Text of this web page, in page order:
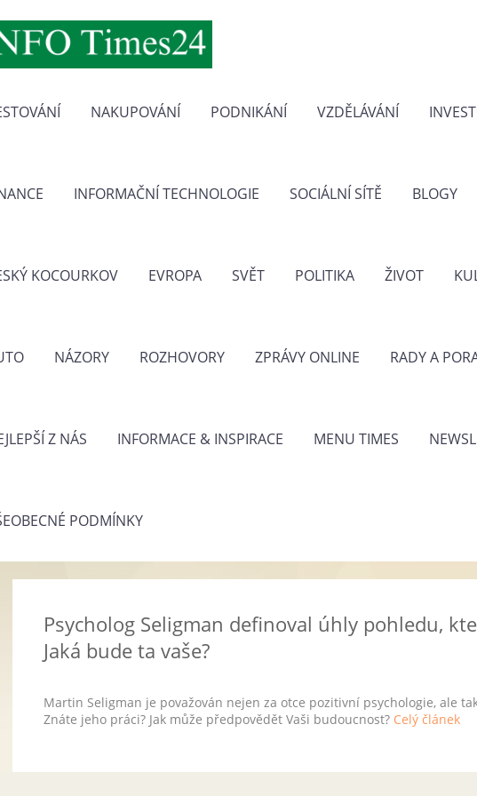
NAKUPOVÁNÍ PODNIKÁNÍ VZDĚLÁVÁNÍ
INFORMAČNÍ TECHNOLOGIE SOCIÁLNÍ SÍTĚ BLOGY
KOCOURKOV EVROPA SVĚT POLITIKA ŽIVOT
NÁZORY ROZHOVORY ZPRÁVY ONLINE RADY A
Z NÁS INFORMACE & INSPIRACE MENU TIMES
PODMÍNKY
Psycholog Seligman definoval úhly pohledu,
Jaká bude ta vaše?
Martin Seligman je považován nejen za otce pozitivní psychologie, ale
Znáte jeho práci? Jak může předpovědět Vaši budoucnost? Celý článek